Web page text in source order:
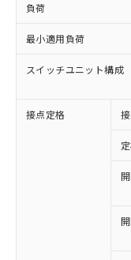
負荷
最小適用負荷
スイッチユニット構成
接点定格
※1 対応状況
対応済
非含有に対
対応予定：
有に対応し